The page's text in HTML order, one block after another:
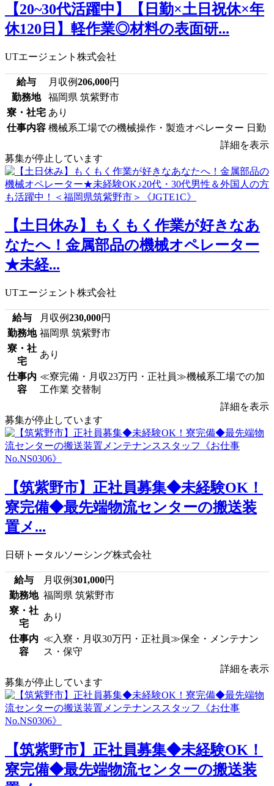
【20~30代活躍中】【日勤×土日祝休×年
休120日】軽作業◎材料の表面研...
UTエージェント株式会社
給与 月収例206,000円
勤務地
福岡県 筑紫野市
寮・社宅 あり
仕事内容 機械系工場での機械操作・製造オペレーター 日勤
詳細を表示
募集が停止しています
【土日休み】もくもく作業が好きなあ
なたへ！金属部品の機械オペレーター
★未経...
UTエージェント株式会社
給与 月収例230,000円
勤務地 福岡県 筑紫野市
寮・社
宅
あり
仕事内
容
≪寮完備・月収23万円・正社員≫機械系工場での加
工作業 交替制
詳細を表示
募集が停止しています
【筑紫野市】正社員募集◆未経験OK！
寮完備◆最先端物流センターの搬送装
置メ...
日研トータルソーシング株式会社
給与 月収例301,000円
勤務地 福岡県 筑紫野市
寮・社
宅
あり
仕事内
容
≪入寮・月収30万円・正社員≫保全・メンテナン
ス・保守
詳細を表示
募集が停止しています
【筑紫野市】正社員募集◆未経験OK！
寮完備◆最先端物流センターの搬送装